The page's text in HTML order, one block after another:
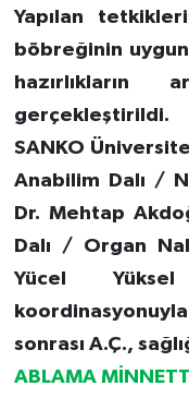
Yapılan
böbreğinin
hazırlıkların
gerçekleştirildi.
SANKO
Anabilim Dalı /
Dr. Mehtap
Dalı / Organ
Yücel
sonrası A.Ç.,
ABLAMA